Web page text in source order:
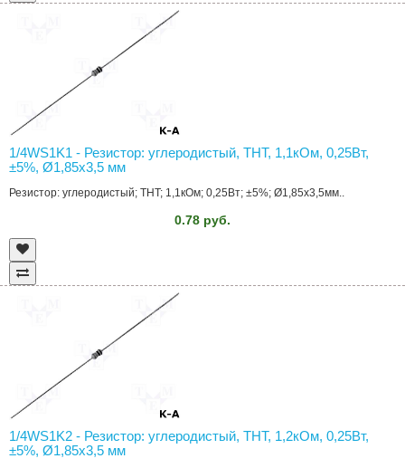
1/4WS1K1 - Резистор: углеродистый, THT, 1,1кОм, 0,25Вт,
±5%, Ø1,85x3,5 мм
Резистор: углеродистый; THT; 1,1кОм; 0,25Вт; ±5%; Ø1,85x3,5мм..
0.78 руб.
1/4WS1K2 - Резистор: углеродистый, THT, 1,2кОм, 0,25Вт,
±5%, Ø1,85x3,5 мм